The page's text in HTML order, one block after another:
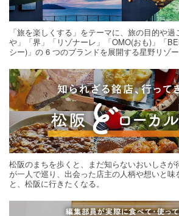
「旅を楽しくする」をテーマに、旅の目的や
や」「界」「リゾナーレ」「OMO(おも)」「
シー)」の 6 つのブランドを展開する星野リゾ
松阪のまちを歩くと、まだ知らないおいしさ
が一人で巡り、出会った店主の人柄や想いと味
と、松阪に行きたくなる。